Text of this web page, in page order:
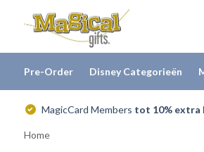
Pre-Order Disney Categorieën
MagicCard Members tot 10% extra
Home